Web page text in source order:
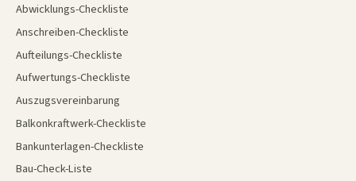
Abwicklungs-Checkliste
Anschreiben-Checkliste
Aufteilungs-Checkliste
Aufwertungs-Checkliste
Auszugsvereinbarung
Balkonkraftwerk-Checkliste
Bankunterlagen-Checkliste
Bau-Check-Liste